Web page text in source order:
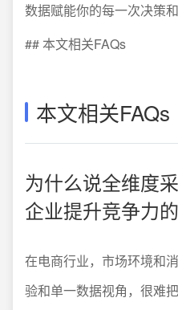
数据赋能你的每一次决策和
## 本文相关FAQs
本文相关FAQs
为什么说全维度
企业提升竞争力的
在电商行业，市场环境和
验和单一数据视角，很难